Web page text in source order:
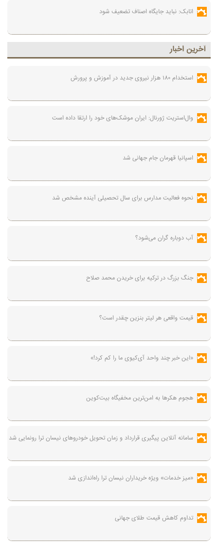
اتابک: نباید جایگاه اصناف تضعیف شود
آخرين اخبار
استخدام ۱۸۰ هزار نیروی جدید در آموزش‌ و پرورش
وال‌استریت ژورنال: ایران موشک‌های خود را ارتقا داده است
اسپانیا قهرمان جام جهانی شد
نحوه فعالیت مدارس برای سال تحصیلی آینده مشخص شد
آب دوباره گران می‌شود؟
جنگ بزرگ در ترکیه برای خریدن محمد صلاح
قیمت واقعی هر لیتر بنزین چقدر است؟
«این خبر چند واحد آی‌کیوی ما را کم کرد!»
هجوم هکرها به امن‌ترین مخفیگاه بیت‌کوین
سامانه آنلاین پیگیری قرارداد‌ و زمان تحویل خودرو‌های نیسان ترا رونمایی شد
«میز خدمات» ویژه خریداران نیسان ترا راه‌اندازی شد
تداوم کاهش قیمت طلای جهانی